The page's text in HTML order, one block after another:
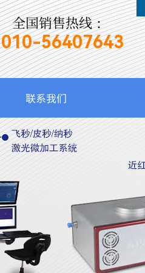
全国销售热线：
010-56407643
联系我们